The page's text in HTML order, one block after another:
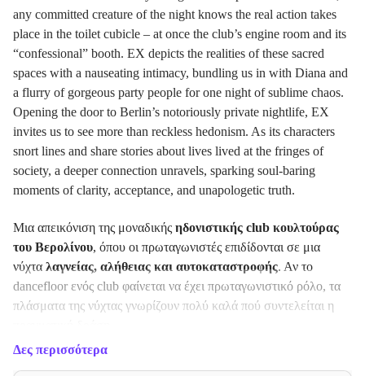
any committed creature of the night knows the real action takes
place in the toilet cubicle – at once the club’s engine room and its
“confessional” booth. EX depicts the realities of these sacred
spaces with a nauseating intimacy, bundling us in with Diana and
a flurry of gorgeous party people for one night of sublime chaos.
Opening the door to Berlin’s notoriously private nightlife, EX
invites us to see more than reckless hedonism. As its characters
snort lines and share stories about lives lived at the fringes of
society, a deeper connection unravels, sparking soul-baring
moments of clarity, acceptance, and unapologetic truth.
Μια απεικόνιση της μοναδικής ηδονιστικής club κουλτούρας
του Βερολίνου, όπου οι πρωταγωνιστές επιδίδονται σε μια
νύχτα λαγνείας, αλήθειας και αυτοκαταστροφής. Αν το
dancefloor ενός club φαίνεται να έχει πρωταγωνιστικό ρόλο, τα
πλάσματα της νύχτας γνωρίζουν πολύ καλά πού συντελείται η
Δες περισσότερα